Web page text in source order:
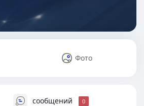
Фото
сообщений 0